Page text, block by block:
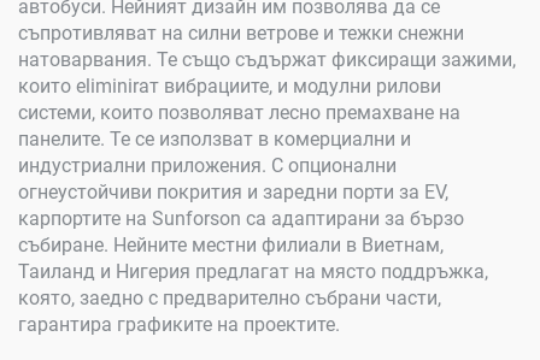
автобуси. Нейният дизайн им позволява да се
съпротивляват на силни ветрове и тежки снежни
натоварвания. Те също съдържат фиксиращи зажими,
които eliminirат вибрациите, и модулни рилови
системи, които позволяват лесно премахване на
панелите. Те се използват в комерциални и
индустриални приложения. С опционални
огнеустойчиви покрития и заредни порти за EV,
карпортите на Sunforson са адаптирани за бързо
събиране. Нейните местни филиали в Виетнам,
Таиланд и Нигерия предлагат на място поддръжка,
която, заедно с предварително събрани части,
гарантира графиките на проектите.